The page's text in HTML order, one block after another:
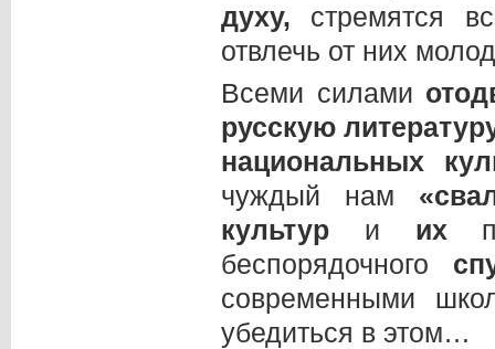
духу, стремятся
отвлечь от них
Всеми силами
русскую
национальных
чуждый нам
культур и их
беспорядочного
современными
убедиться в этом…